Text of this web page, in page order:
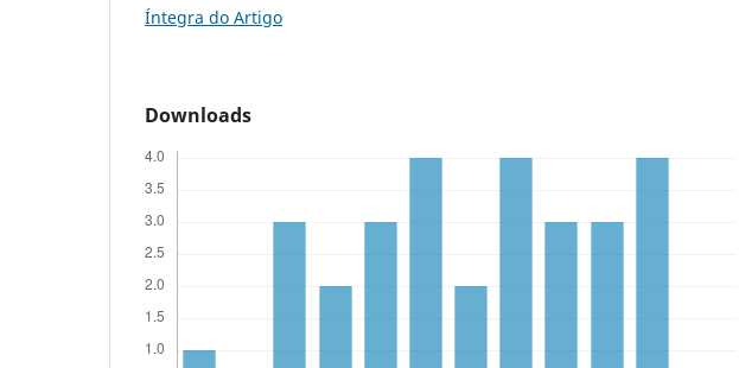
Íntegra do Artigo
Downloads